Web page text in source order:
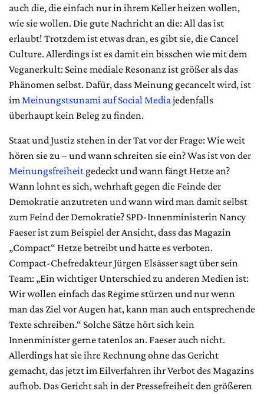
auch die, die einfach nur in ihrem Keller heizen wollen,
wie sie wollen. Die gute Nachricht an die: All das ist
erlaubt! Trotzdem ist etwas dran, es gibt sie, die Cancel
Culture. Allerdings ist es damit ein bisschen wie mit dem
Veganerkult: Seine mediale Resonanz ist größer als das
Phänomen selbst. Dafür, dass Meinung gecancelt wird, ist
im Meinungstsunami auf Social Media jedenfalls
überhaupt kein Beleg zu finden.
Staat und Justiz stehen in der Tat vor der Frage: Wie weit
hören sie zu – und wann schreiten sie ein? Was ist von der
Meinungsfreiheit gedeckt und wann fängt Hetze an?
Wann lohnt es sich, wehrhaft gegen die Feinde der
Demokratie anzutreten und wann wird man damit selbst
zum Feind der Demokratie? SPD-Innenministerin Nancy
Faeser ist zum Beispiel der Ansicht, dass das Magazin
„Compact“ Hetze betreibt und hatte es verboten.
Compact-Chefredakteur Jürgen Elsässer sagt über sein
Team: „Ein wichtiger Unterschied zu anderen Medien ist:
Wir wollen einfach das Regime stürzen und nur wenn
man das Ziel vor Augen hat, kann man auch entsprechende
Texte schreiben.“ Solche Sätze hört sich kein
Innenminister gerne tatenlos an. Faeser auch nicht.
Allerdings hat sie ihre Rechnung ohne das Gericht
gemacht, das jetzt im Eilverfahren ihr Verbot des Magazins
aufhob. Das Gericht sah in der Pressefreiheit den größeren